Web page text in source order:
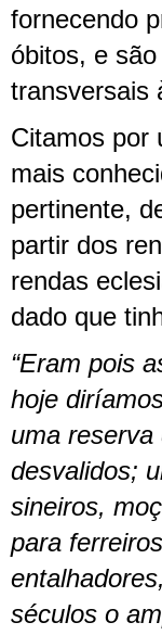
fornecendo
óbitos, e
transversais
Citamos por
mais
pertinente,
partir dos
rendas
dado que
“Eram pois
hoje
uma
desvalidos;
sineiros,
para
séculos o